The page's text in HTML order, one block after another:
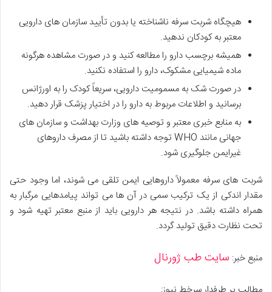
هیچگاه شربت سرفه ناشناخته یا بدون تأیید سازمان های دارویی
معتبر به کودکان ندهید.
همیشه برچسب دارو را مطالعه کنید و در صورت مشاهده هرگونه
ماده شیمیایی مشکوک، دارو را استفاده نکنید.
در صورت شک به مسمومیت دارویی، سریعاً کودک را به اورژانس
برسانید و اطلاعات مربوط به دارو را در اختیار پزشک قرار دهید.
به منابع خبری معتبر و توصیه های وزارت بهداشت و سازمان های
جهانی مانند WHO توجه داشته باشید تا از مصرف داروهای
غیرایمن جلوگیری شود.
شربت های سرفه معمولاً داروهایی ایمن تلقی می شوند، اما وجود حتی
مقدار اندکی از یک ترکیب سمی در آن ها می تواند پیامدهایی مرگبار به
همراه داشته باشد. در نتیجه هر دارویی باید از منبع معتبر تهیه شود و
تحت نظارت دقیق تولید گردد.
منبع خبر: سایت طب ژورنال